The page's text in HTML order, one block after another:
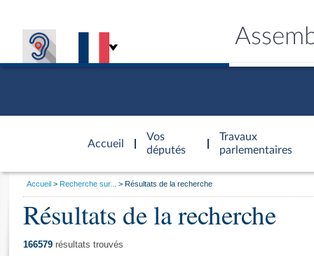
Accueil
d'accueil
Vos
députés
Travaux
parlementaires
Général
Vous
Accueil Recherche sur... Résultats de la recherche
Résultats de la recherche
166579 résultats trouvés